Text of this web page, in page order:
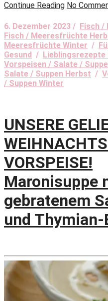
Continue Reading No
6. Dezember 2023 / Fisch /
Fisch / Meeresfrüchte
Meeresfrüchte Winter /
Gesund / Lieblingsrezepte
Vorspeisen / Salate /
Salate / Suppen Herbst /
/ Suppen Winter
UNSERE
VORSPEISE!
Maronisuppe
gebratenem
und